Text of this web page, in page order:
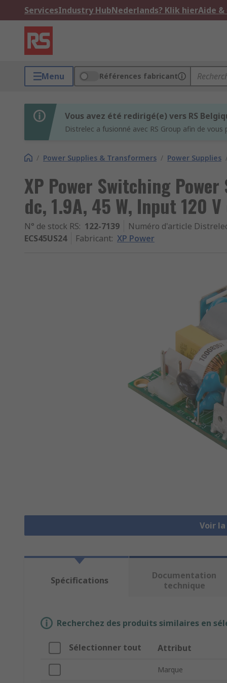
ServicesIndustry HubNederlands? Klik hierAide
Menu Références fabricant
Vous avez été redirigé(e) vers RS
Distrelec a fusionné avec RS Group afin de
/ Power Supplies & Transformers / Power Supplies
XP Power Switching Power
dc, 1.9A, 45 W, Input 120
N° de stock RS: 122-7139 Numéro d'article
ECS45US24
Fabricant: XP Power
Voir
Spécifications
Documentation
technique
Recherchez des produits similaires en
Sélectionner tout Attribut
Marque